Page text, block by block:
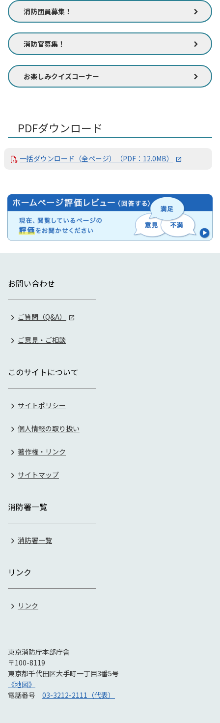
消防団員募集！
消防官募集！
お楽しみクイズコーナー
PDFダウンロード
一括ダウンロード（全ページ）（PDF：12.0MB）
お問い合わせ
ご質問（Q&A）
ご意見・ご相談
このサイトについて
サイトポリシー
個人情報の取り扱い
著作権・リンク
サイトマップ
消防署一覧
消防署一覧
リンク
リンク
東京消防庁本部庁舎
〒100-8119
東京都千代田区大手町一丁目3番5号
《地図》
電話番号 03-3212-2111（代表）